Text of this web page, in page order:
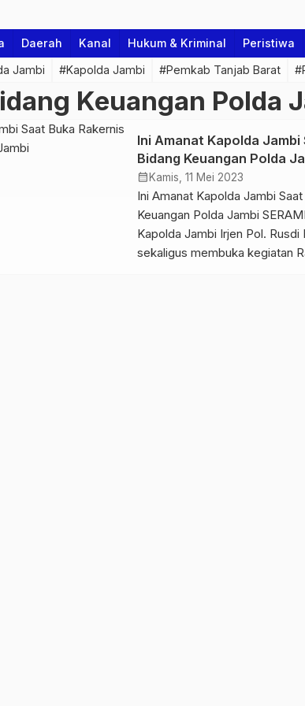
Daerah Kanal Hukum & Kriminal Peristiwa
Jambi #Kapolda Jambi #Pemkab Tanjab Barat
Keuangan Polda
Ini Amanat Kapolda Jambi
Bidang Keuangan Polda
calendar_month Kamis, 11 Mei 2023
Ini Amanat Kapolda Jambi
Keuangan Polda Jambi
Kapolda Jambi Irjen Pol. Rusdi
sekaligus membuka kegiatan